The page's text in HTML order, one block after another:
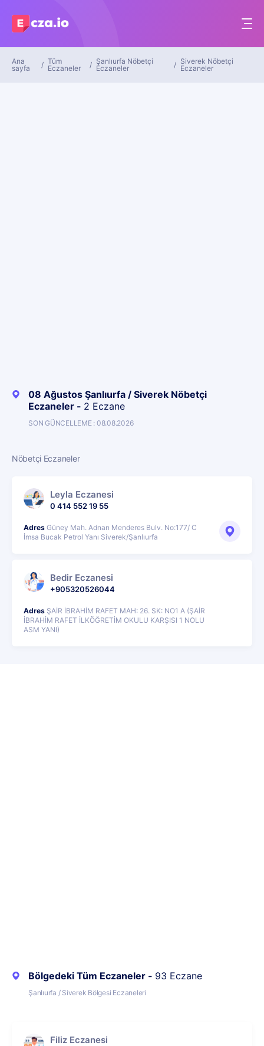
Ana
sayfa
Tüm
Eczaneler
Şanlıurfa Nöbetçi
Eczaneler
Siverek Nöbetçi
Eczaneler
08 Ağustos Şanlıurfa / Siverek Nöbetçi
Eczaneler - 2 Eczane
SON GÜNCELLEME : 08.08.2026
Nöbetçi Eczaneler
Leyla Eczanesi
0 414 552 19 55
Adres Güney Mah. Adnan Menderes Bulv. No:177/ C
İmsa Bucak Petrol Yanı Siverek/Şanlıurfa
Bedir Eczanesi
+905320526044
Adres ŞAİR İBRAHİM RAFET MAH: 26. SK: NO1 A (ŞAİR
İBRAHİM RAFET İLKÖĞRETİM OKULU KARŞISI 1 NOLU
ASM YANI)
Bölgedeki Tüm Eczaneler - 93 Eczane
Şanlıurfa / Siverek Bölgesi Eczaneleri
Filiz Eczanesi